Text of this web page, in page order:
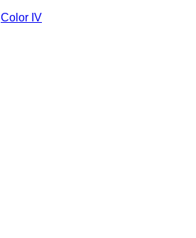
Color IV